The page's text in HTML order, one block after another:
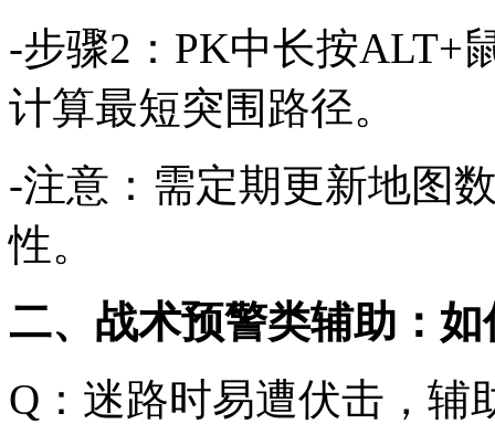
-步骤2：PK中长按ALT+
计算最短突围路径。
-注意：需定期更新地图
性。
二、战术预警类辅助：
Q：迷路时易遭伏击，辅